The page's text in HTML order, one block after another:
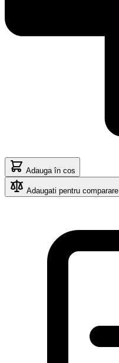
Adauga în cos
Adaugati pentru comparare